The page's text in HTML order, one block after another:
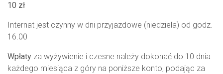
10 zł
Internat jest czynny w dni przyjazdowe (niedziela) od godz.
16.00
Wpłaty za wyżywienie i czesne należy dokonać do 10 dnia
każdego miesiąca z góry na poniższe konto, podając za